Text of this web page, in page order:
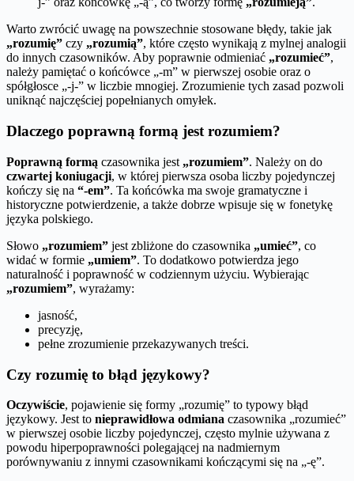
Warto zwrócić uwagę na powszechnie stosowane błędy, takie jak
„rozumię” czy „rozumią”, które często wynikają z mylnej analogii
do innych czasowników. Aby poprawnie odmieniać „rozumieć”,
należy pamiętać o końcówce „-m” w pierwszej osobie oraz o
spółgłosce „-j-” w liczbie mnogiej. Zrozumienie tych zasad pozwoli
uniknąć najczęściej popełnianych omyłek.
Dlaczego poprawną formą jest rozumiem?
Poprawną formą czasownika jest „rozumiem”. Należy on do
czwartej koniugacji, w której pierwsza osoba liczby pojedynczej
kończy się na “-em”. Ta końcówka ma swoje gramatyczne i
historyczne potwierdzenie, a także dobrze wpisuje się w fonetykę
języka polskiego.
Słowo „rozumiem” jest zbliżone do czasownika „umieć”, co
widać w formie „umiem”. To dodatkowo potwierdza jego
naturalność i poprawność w codziennym użyciu. Wybierając
„rozumiem”, wyrażamy:
jasność,
precyzję,
pełne zrozumienie przekazywanych treści.
Czy rozumię to błąd językowy?
Oczywiście, pojawienie się formy „rozumię” to typowy błąd
językowy. Jest to nieprawidłowa odmiana czasownika „rozumieć”
w pierwszej osobie liczby pojedynczej, często mylnie używana z
powodu hiperpoprawności polegającej na nadmiernym
porównywaniu z innymi czasownikami kończącymi się na „-ę”.